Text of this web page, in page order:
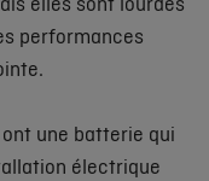
performances
une batterie qui
électrique